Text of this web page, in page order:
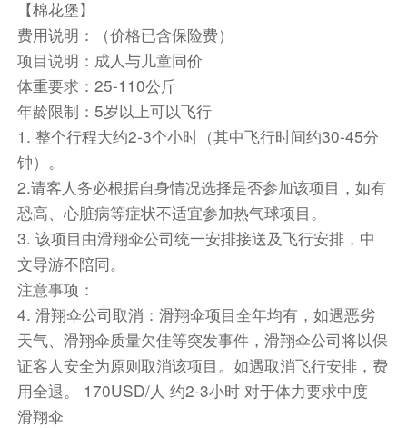
值的古城，也是目前世上保存的最好也最大的古罗
马城市遗址。观光客在以弗所可以看到大理石街
道、商店、市集、图书馆、柱廊大街、哈德良神
殿、剧场、浴场、妓院等古迹。该城就像是时光隧
道，是今人可以直接走入的古罗马城市，而且是最
美丽的一座。
午餐后前往参观【希林杰小镇】（游览约40分
钟），这里有（小番红花城）的美称，却没有过度
观光化，而保有纯洁的本质，传统的白墙红瓦房舍
以及蜿蜒的石板路古意盎然。
随后乘车前往【阿拉恰特小镇】（游览约1小
时），阿拉恰特是最具土耳其本地特色的小镇之
一，独特的地中海风情、建筑、葡萄园以及风车是
它的名片。徜徉在海边的小镇，海风吹拂，体会着
当地的风情，也许才是旅行的真谛所在。
后送往伊兹密尔机场，搭乘航班飞往伊斯坦布尔
（内陆航班较多以实际出票时间为准）。
【棉花堡】
费用说明：（价格已含保险费）
项目说明：成人与儿童同价
体重要求：25-110公斤
年龄限制：5岁以上可以飞行
1. 整个行程大约2-3个小时（其中飞行时间约30-45分
钟）。
2.请客人务必根据自身情况选择是否参加该项目，如有
恐高、心脏病等症状不适宜参加热气球项目。
3. 该项目由滑翔伞公司统一安排接送及飞行安排，中
文导游不陪同。
注意事项：
4. 滑翔伞公司取消：滑翔伞项目全年均有，如遇恶劣
天气、滑翔伞质量欠佳等突发事件，滑翔伞公司将以保
证客人安全为原则取消该项目。如遇取消飞行安排，费
用全退。 170USD/人 约2-3小时 对于体力要求中度
滑翔伞